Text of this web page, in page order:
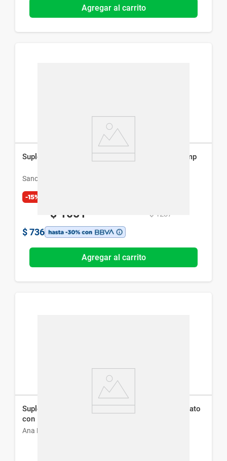
Agregar al carrito
Suplemento Dietario Pharmaton Vitality x 30 Comp
Sanofi
-15%
$ 1051 $ 1237
$ 736
Agregar al carrito
Suplemento Dietario Ana Maria Lajusticia Carbonato
con Magnesio x 75 comp
Ana María Lajusticia